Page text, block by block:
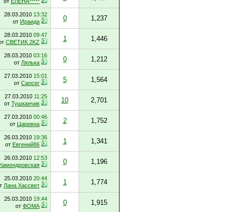
28.03.2010 13:32
от Ираида 0 1,237
28.03.2010 09:47
СВЕТИК 2KZ 1 1,446
28.03.2010 03:16
от Лялька 0 1,212
27.03.2010 15:01
от Cancer 5 1,564
27.03.2010 11:25
от Тушканчик 10 2,701
27.03.2010 00:46
от Царевна 2 1,752
26.03.2010 19:36
от Евгений86 1 1,341
26.03.2010 12:53
0 1,196
25.03.2010 20:44
Лана Хассвет 1 1,774
25.03.2010 19:44
от ФОМА 0 1,915